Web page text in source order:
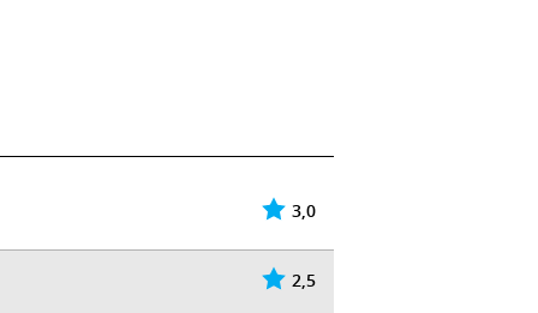
3,0
2,5